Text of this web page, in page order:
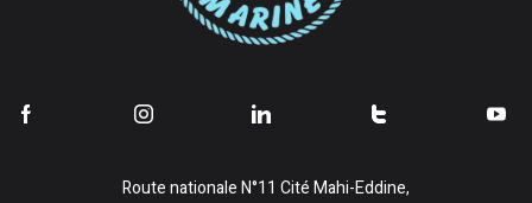
Route nationale N°11 Cité Mahi-Eddine,